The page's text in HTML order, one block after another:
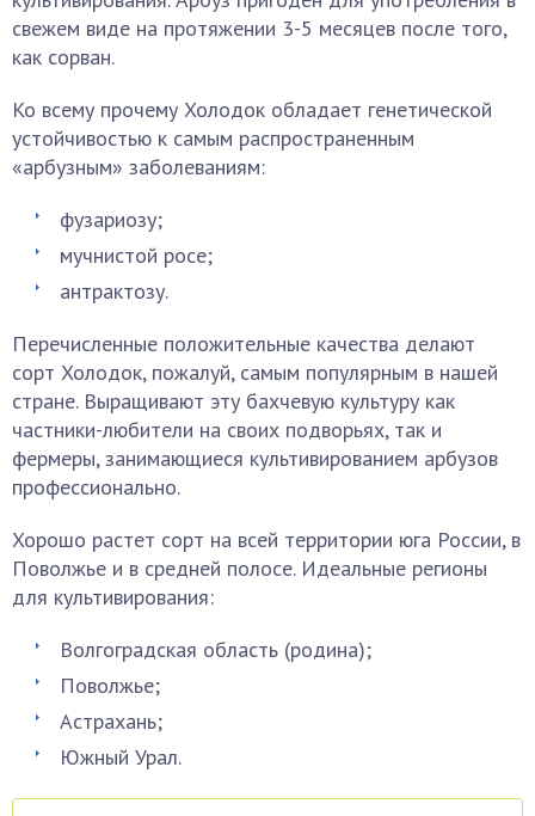
свежем виде на протяжении 3-5 месяцев после того,
как сорван.
Ко всему прочему Холодок обладает генетической
устойчивостью к самым распространенным
«арбузным» заболеваниям:
фузариозу;
мучнистой росе;
антрактозу.
Перечисленные положительные качества делают
сорт Холодок, пожалуй, самым популярным в нашей
стране. Выращивают эту бахчевую культуру как
частники-любители на своих подворьях, так и
фермеры, занимающиеся культивированием арбузов
профессионально.
Хорошо растет сорт на всей территории юга России, в
Поволжье и в средней полосе. Идеальные регионы
для культивирования:
Волгоградская область (родина);
Поволжье;
Астрахань;
Южный Урал.